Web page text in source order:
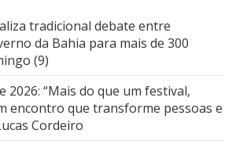
tradicional debate entre
da Bahia para mais de 300
(9)
2026: “Mais do que um festival,
encontro que transforme pessoas e
Cordeiro